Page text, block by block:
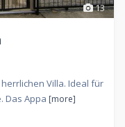
13
Villa. Ideal für
Das Appa [more]